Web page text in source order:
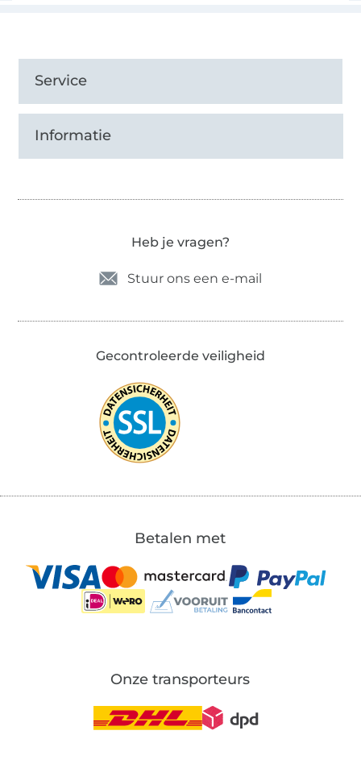
Service
Informatie
Heb je vragen?
Stuur ons een e-mail
Gecontroleerde veiligheid
Betalen met
Onze transporteurs